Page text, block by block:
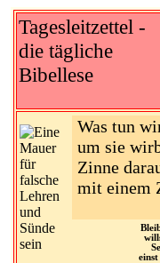
Tagesleitzettel -
die tägliche
Bibellese
Was tun
um sie
Zinne
mit einem